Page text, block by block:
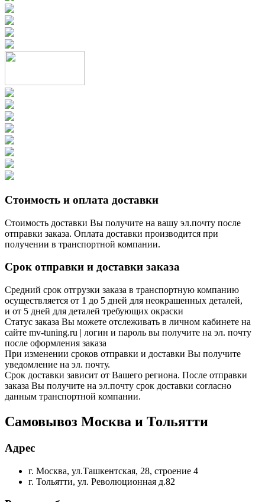
Стоимость и оплата доставки
Стоимость доставки Вы получите на вашу эл.почту после
отправки заказа. Оплата доставки производится при
получении в транспортной компании.
Срок отправки и доставки заказа
Средний срок отгрузки заказа в транспортную компанию
осуществляется от 1 до 5 дней для неокрашенных деталей,
и от 5 дней для деталей требующих окраски
Статус заказа Вы можете отслеживать в личном кабинете на
сайте mv-tuning.ru | логин и пароль вы получите на эл. почту
после оформления заказа
При изменении сроков отправки и доставки Вы получите
уведомление на эл. почту.
Срок доставки зависит от Вашего региона. После отправки
заказа Вы получите на эл.почту срок доставки согласно
данным транспортной компании.
Самовывоз Москва и Тольятти
Адрес
г. Москва, ул.Ташкентская, 28, строение 4
г. Тольятти, ул. Революционная д.82